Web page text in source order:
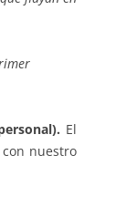
El
nuestro